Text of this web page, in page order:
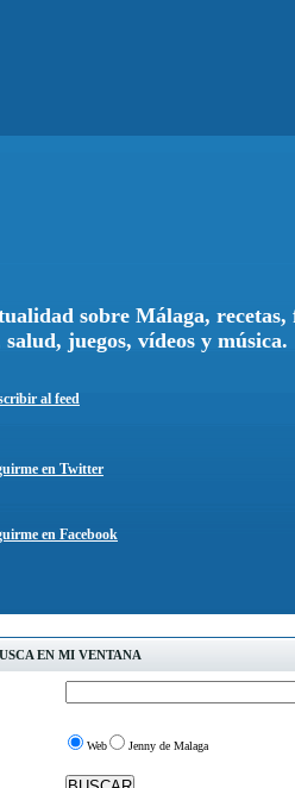
sobre Málaga, recetas,
juegos, vídeos y música.
al feed
en Twitter
en Facebook
EN MI VENTANA
Web Jenny de Malaga